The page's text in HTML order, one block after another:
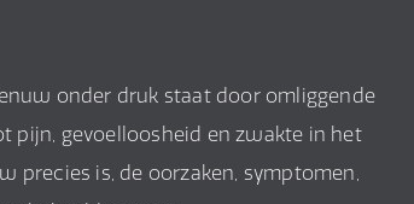
onder druk staat door omliggende
pijn, gevoelloosheid en zwakte in het
precies is, de oorzaken, symptomen,